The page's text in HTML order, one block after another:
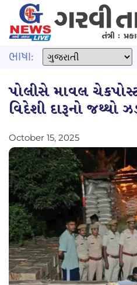
ભાષા:
પોલીસે માવલ
વિદેશી દારૂનો જથ્થો
October 15, 2025